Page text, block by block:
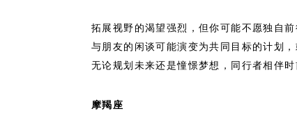
拓展视野的渴望强烈，但你可能不愿独自
与朋友的闲谈可能演变为共同目标的计划
无论规划未来还是憧憬梦想，同行者相伴时
摩羯座